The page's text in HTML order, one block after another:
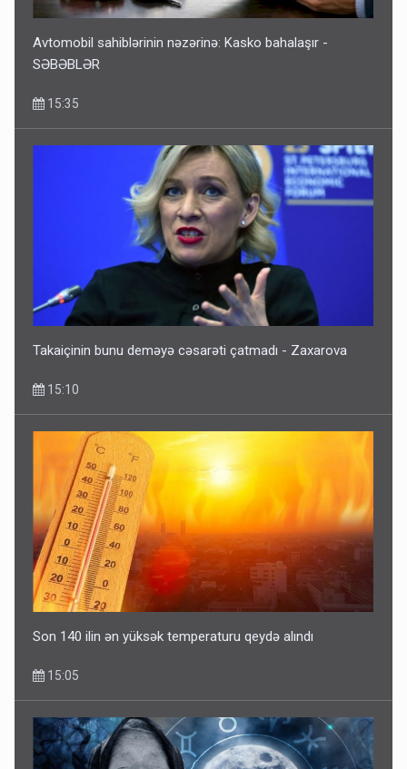
Avtomobil sahiblərinin nəzərinə: Kasko bahalaşır -
SƏBƏBLƏR
15:35
Takaiçinin bunu deməyə cəsarəti çatmadı - Zaxarova
15:10
Son 140 ilin ən yüksək temperaturu qeydə alındı
15:05